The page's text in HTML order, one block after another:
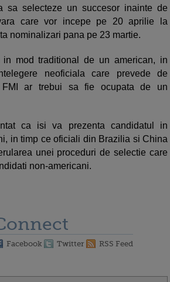
sa selecteze un succesor inainte de
care vor incepe pe 20 aprilie la
nominalizari pana pe 23 martie.
in mod traditional de un american, in
neoficiala care prevede de
FMI ar trebui sa fie ocupata de un
ca isi va prezenta candidatul in
in timp ce oficiali din Brazilia si China
unei proceduri de selectie care
non-americani.
Facebook Twitter RSS Feed